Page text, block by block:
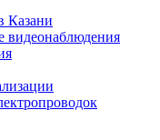
Казани
видеонаблюдения